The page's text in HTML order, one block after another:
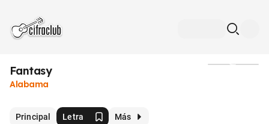
Fantasy
Alabama
Principal Letra Más